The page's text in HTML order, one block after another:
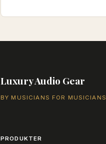
pris
pris
Luxury Audio Gear
BY MUSICIANS FOR MUSICIANS
PRODUKTER